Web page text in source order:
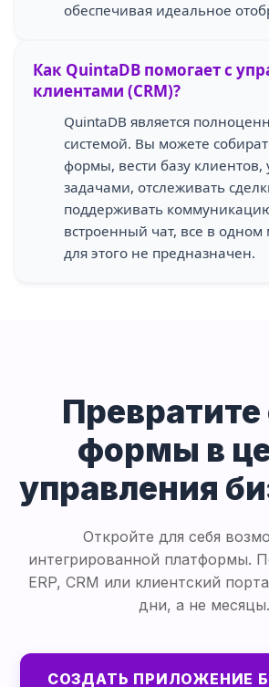
обеспечивая идеальное
Как QuintaDB помогает с
клиентами (CRM)?
QuintaDB является
системой. Вы можете
формы, вести базу клиентов,
задачами, отслеживать
поддерживать
встроенный чат, все в одном
для этого не предназначен.
Превратите
формы в
управления
Откройте для себя
интегрированной платформы.
ERP, CRM или клиентский
дни, а не месяцы.
СОЗДАТЬ ПРИЛОЖЕНИЕ